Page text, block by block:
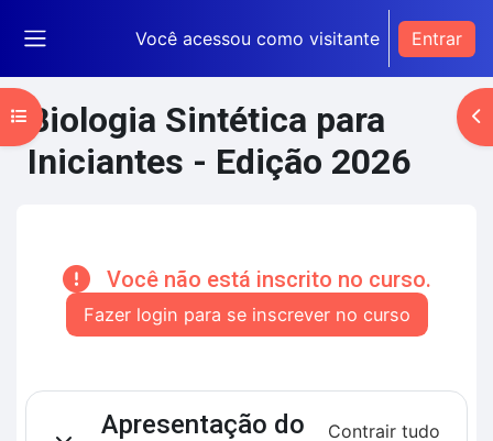
Você acessou como visitante Entrar
Biologia Sintética para
Iniciantes - Edição 2026
Você não está inscrito no curso.
Fazer login para se inscrever no curso
Abrir índice do curso
Contorno da seção
Apresentação do
Contrair tudo